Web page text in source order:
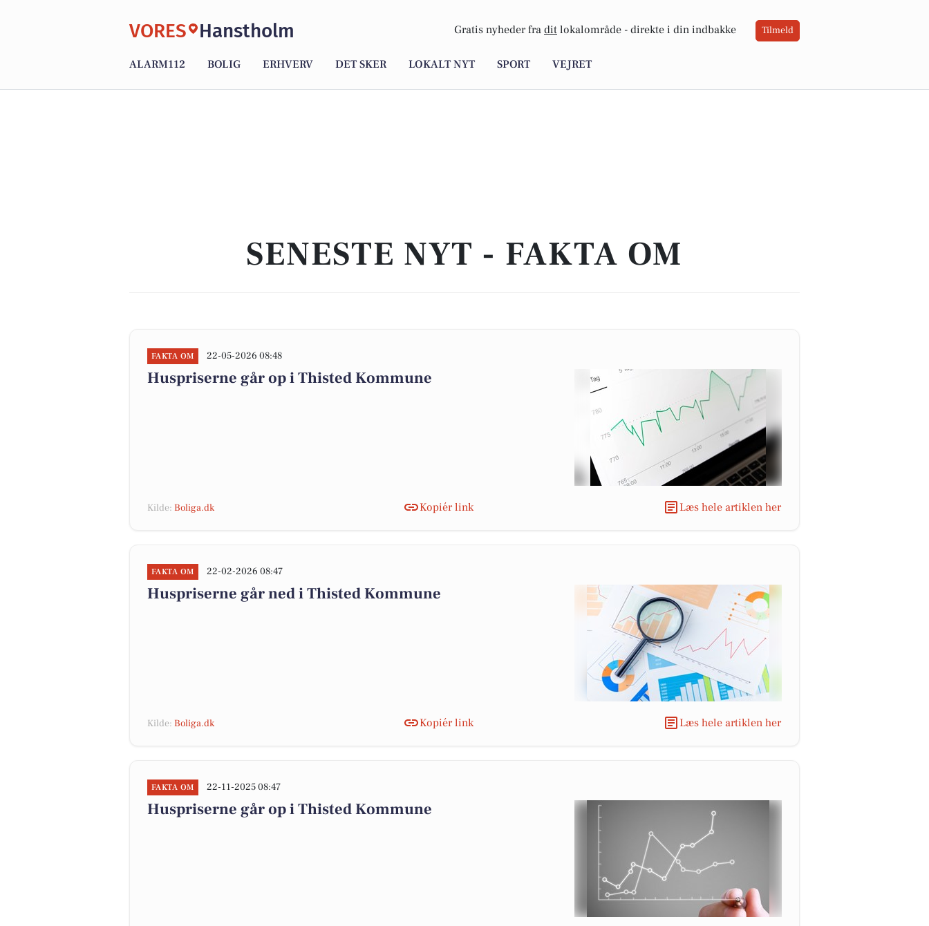
VORES Hanstholm Gratis nyheder fra dit lokalområde - direkte i din indbakke Tilmeld
ALARM112 BOLIG ERHVERV DET SKER LOKALT NYT SPORT VEJRET
SENESTE NYT - FAKTA OM
FAKTA OM 22-05-2026 08:48
Huspriserne går op i Thisted Kommune
Kilde: Boliga.dk Kopiér link Læs hele artiklen her
FAKTA OM 22-02-2026 08:47
Huspriserne går ned i Thisted Kommune
Kilde: Boliga.dk Kopiér link Læs hele artiklen her
FAKTA OM 22-11-2025 08:47
Huspriserne går op i Thisted Kommune